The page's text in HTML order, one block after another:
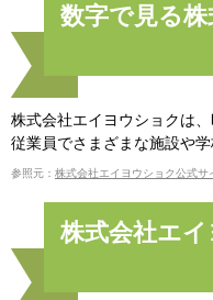
数字で見る
株式会社エイヨウショクは
従業員でさまざまな施設や
参照元： 株式会社エイヨウショク公式
株式会社エ